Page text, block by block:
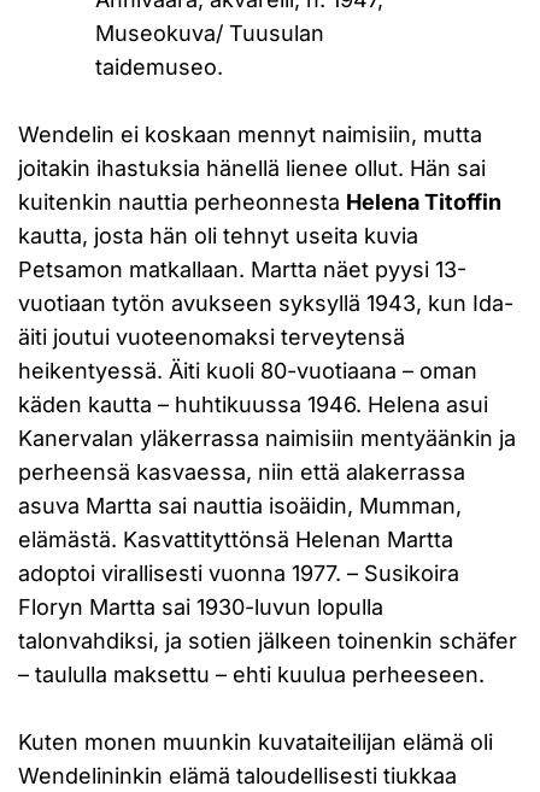
Museokuva/ Tuusulan
taidemuseo.
Wendelin ei koskaan mennyt naimisiin, mutta
joitakin ihastuksia hänellä lienee ollut. Hän sai
kuitenkin nauttia perheonnesta Helena Titoffin
kautta, josta hän oli tehnyt useita kuvia
Petsamon matkallaan. Martta näet pyysi 13-
vuotiaan tytön avukseen syksyllä 1943, kun Ida-
äiti joutui vuoteenomaksi terveytensä
heikentyessä. Äiti kuoli 80-vuotiaana – oman
käden kautta – huhtikuussa 1946. Helena asui
Kanervalan yläkerrassa naimisiin mentyäänkin ja
perheensä kasvaessa, niin että alakerrassa
asuva Martta sai nauttia isoäidin, Mumman,
elämästä. Kasvattityttönsä Helenan Martta
adoptoi virallisesti vuonna 1977. – Susikoira
Floryn Martta sai 1930-luvun lopulla
talonvahdiksi, ja sotien jälkeen toinenkin schäfer
– taululla maksettu – ehti kuulua perheeseen.
Kuten monen muunkin kuvataiteilijan elämä oli
Wendelininkin elämä taloudellisesti tiukkaa